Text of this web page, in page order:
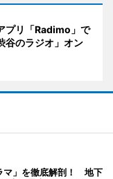
プリ「Radimo」で
谷のラジオ」オン
マ」を徹底解剖！ 地下